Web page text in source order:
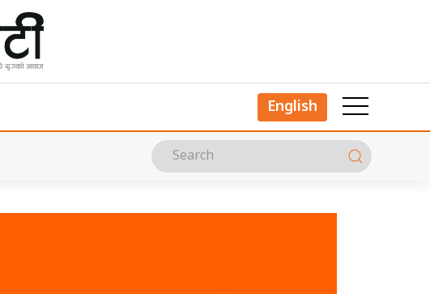
English